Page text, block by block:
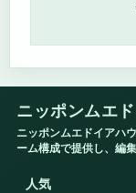
ニッポンムエ
ニッポンムエドイアハ
ーム構成で提供し、編
人気